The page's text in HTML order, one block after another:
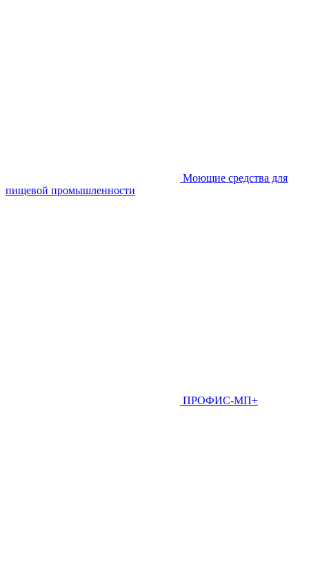
Моющие средства для
пищевой промышленности
ПРОФИС-МП+